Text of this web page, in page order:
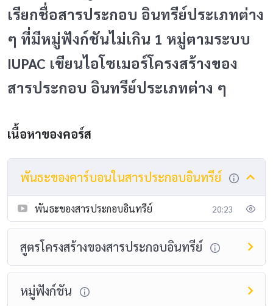
เรียกชื่อสารประกอบ อินทรีย์ประเภทต่าง
ๆ ที่มีหมู่ฟังก์ชันไม่เกิน 1 หมู่ตามระบบ
IUPAC เขียนไอโซเมอร์โครงสร้างของ
สารประกอบ อินทรีย์ประเภทต่าง ๆ
เนื้อหาของคอร์ส
พันธะของคาร์บอนในสารประกอบอินทรีย์
พันธะของสารประกอบอินทรีย์ 20:23
สูตรโครงสร้างของสารประกอบอินทรีย์
หมู่ฟังก์ชัน